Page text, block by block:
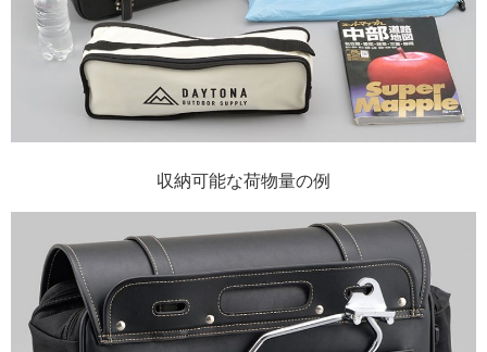
収納可能な荷物量の例